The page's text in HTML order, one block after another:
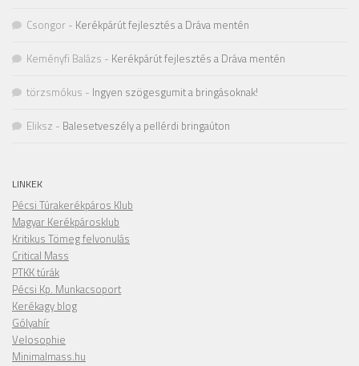
Csongor - Kerékpárút fejlesztés a Dráva mentén
Keményfi Balázs - Kerékpárút fejlesztés a Dráva mentén
törzsmókus - Ingyen szögesgumit a bringásoknak!
Eliksz - Balesetveszély a pellérdi bringaúton
LINKEK
Pécsi Túrakerékpáros Klub
Magyar Kerékpárosklub
Kritikus Tömeg felvonulás
Critical Mass
PTKK túrák
Pécsi Kp. Munkacsoport
Kerékagy blog
Gólyahír
Velosophie
Minimalmass.hu